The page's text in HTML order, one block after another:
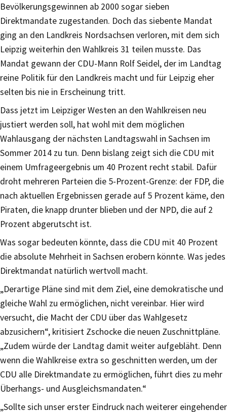
Bevölkerungsgewinnen ab 2000 sogar sieben
Direktmandate zugestanden. Doch das siebente Mandat
ging an den Landkreis Nordsachsen verloren, mit dem sich
Leipzig weiterhin den Wahlkreis 31 teilen musste. Das
Mandat gewann der CDU-Mann Rolf Seidel, der im Landtag
reine Politik für den Landkreis macht und für Leipzig eher
selten bis nie in Erscheinung tritt.
Dass jetzt im Leipziger Westen an den Wahlkreisen neu
justiert werden soll, hat wohl mit dem möglichen
Wahlausgang der nächsten Landtagswahl in Sachsen im
Sommer 2014 zu tun. Denn bislang zeigt sich die CDU mit
einem Umfrageergebnis um 40 Prozent recht stabil. Dafür
droht mehreren Parteien die 5-Prozent-Grenze: der FDP, die
nach aktuellen Ergebnissen gerade auf 5 Prozent käme, den
Piraten, die knapp drunter blieben und der NPD, die auf 2
Prozent abgerutscht ist.
Was sogar bedeuten könnte, dass die CDU mit 40 Prozent
die absolute Mehrheit in Sachsen erobern könnte. Was jedes
Direktmandat natürlich wertvoll macht.
„Derartige Pläne sind mit dem Ziel, eine demokratische und
gleiche Wahl zu ermöglichen, nicht vereinbar. Hier wird
versucht, die Macht der CDU über das Wahlgesetz
abzusichern“, kritisiert Zschocke die neuen Zuschnittpläne.
„Zudem würde der Landtag damit weiter aufgebläht. Denn
wenn die Wahlkreise extra so geschnitten werden, um der
CDU alle Direktmandate zu ermöglichen, führt dies zu mehr
Überhangs- und Ausgleichsmandaten.“
„Sollte sich unser erster Eindruck nach weiterer eingehender